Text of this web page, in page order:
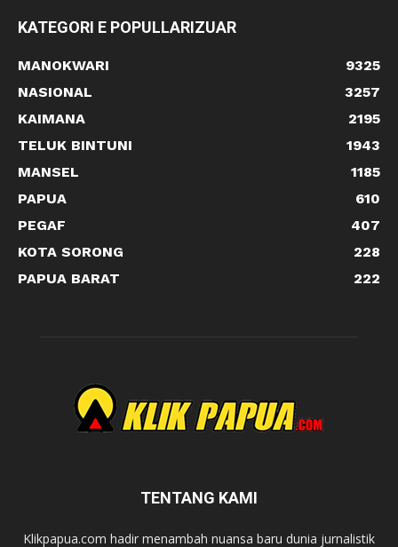
KATEGORI E POPULLARIZUAR
MANOKWARI
9325
NASIONAL
3257
KAIMANA
2195
TELUK BINTUNI
1943
MANSEL
1185
PAPUA
610
PEGAF
407
KOTA SORONG
228
PAPUA BARAT
222
TENTANG KAMI
Klikpapua.com hadir menambah nuansa baru dunia jurnalistik